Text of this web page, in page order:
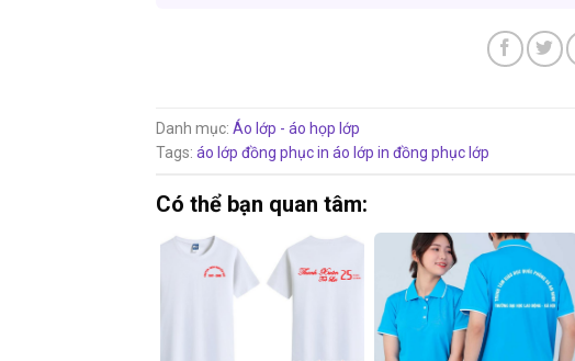
Danh mục: Áo lớp - áo họp lớp
Tags: áo lớp đồng phụcin áo lớp in đồng phục lớp
Có thể bạn quan tâm: